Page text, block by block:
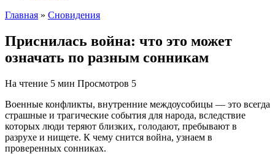
Главная » Сновидения
Приснилась война: что это может
означать по разным сонникам
На чтение 5 мин Просмотров 5
Военные конфликты, внутренние междоусобицы — это всегда
страшные и трагические события для народа, вследствие
которых люди теряют близких, голодают, пребывают в
разрухе и нищете. К чему снится война, узнаем в
проверенных сонниках.